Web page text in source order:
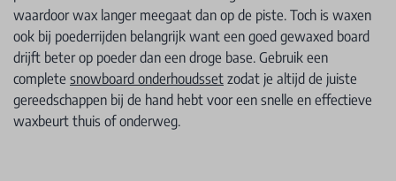
waardoor wax langer meegaat dan op de piste. Toch is waxen
ook bij poederrijden belangrijk want een goed gewaxed board
drijft beter op poeder dan een droge base. Gebruik een
complete snowboard onderhoudsset zodat je altijd de juiste
gereedschappen bij de hand hebt voor een snelle en effectieve
waxbeurt thuis of onderweg.